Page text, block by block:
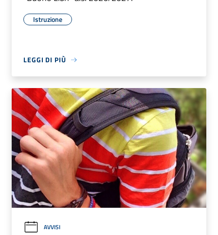
Istruzione
LEGGI DI PIÙ
AVVISI